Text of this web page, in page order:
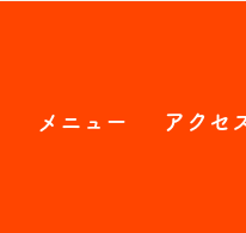
メニュー アクセ